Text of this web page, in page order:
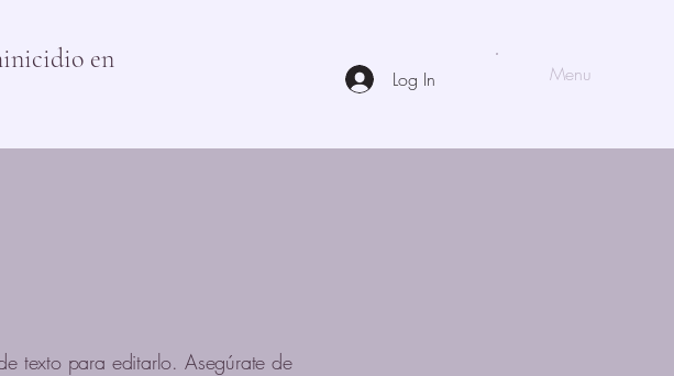
en
Log In Menu
texto para editarlo. Asegúrate de